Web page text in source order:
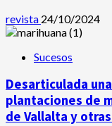
revista 24/10/2024
Sucesos
Desarticulada
plantaciones de
de Vallalta y